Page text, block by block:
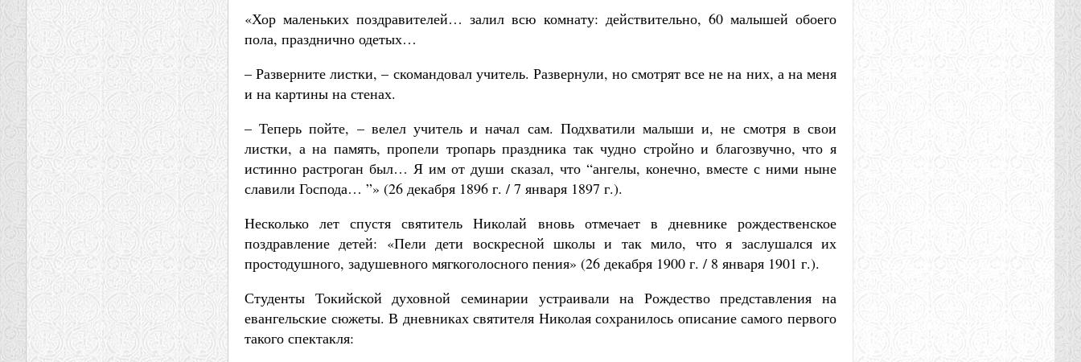
«Хор маленьких поздравителей… залил всю комнату: действительно, 60 малышей обоего
пола, празднично одетых…
– Разверните листки, – скомандовал учитель. Развернули, но смотрят все не на них, а на меня
и на картины на стенах.
– Теперь пойте, – велел учитель и начал сам. Подхватили малыши и, не смотря в свои
листки, а на память, пропели тропарь праздника так чудно стройно и благозвучно, что я
истинно растроган был… Я им от души сказал, что “ангелы, конечно, вместе с ними ныне
славили Господа… ”» (26 декабря 1896 г. / 7 января 1897 г.).
Несколько лет спустя святитель Николай вновь отмечает в дневнике рождественское
поздравление детей: «Пели дети воскресной школы и так мило, что я заслушался их
простодушного, задушевного мягкоголосного пения» (26 декабря 1900 г. / 8 января 1901 г.).
Студенты Токийской духовной семинарии устраивали на Рождество представления на
евангельские сюжеты. В дневниках святителя Николая сохранилось описание самого первого
такого спектакля: